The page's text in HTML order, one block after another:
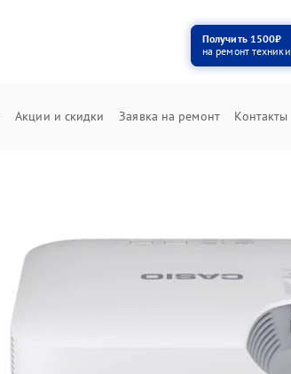
Получить 1500₽
на ремонт техники
Акции и скидки Заявка на ремонт Контакты